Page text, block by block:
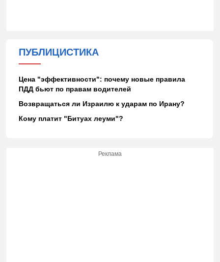
ПУБЛИЦИСТИКА
Цена "эффективности": почему новые правила
ПДД бьют по правам водителей
Возвращаться ли Израилю к ударам по Ирану?
Кому платит "Битуах леуми"?
Реклама